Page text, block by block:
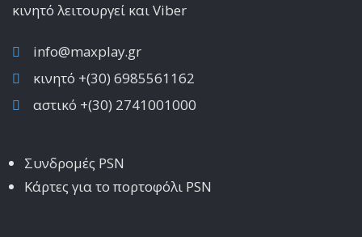
κινητό λειτoυργεί και Viber
info@maxplay.gr
κινητό +(30) 6985561162
αστικό +(30) 2741001000
Συνδρομές PSN
Κάρτες για το πορτοφόλι PSN